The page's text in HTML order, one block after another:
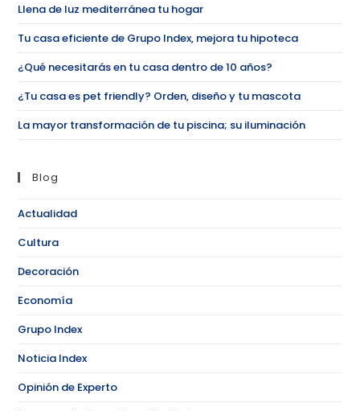
Llena de luz mediterránea tu hogar
Tu casa eficiente de Grupo Index, mejora tu hipoteca
¿Qué necesitarás en tu casa dentro de 10 años?
¿Tu casa es pet friendly? Orden, diseño y tu mascota
La mayor transformación de tu piscina; su iluminación
Blog
Actualidad
Cultura
Decoración
Economía
Grupo Index
Noticia Index
Opinión de Experto